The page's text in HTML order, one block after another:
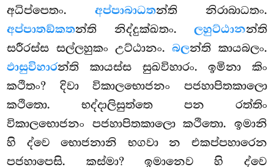
අධිප්පෙතං. අප්පාබාධතන්ති නිරාබාධතං.
අප්පාතඞ්කතන්ති නිද්දුක්ඛතං. ලහුට්ඨානන්ති
සරීරස්ස සල්ලහුකං උට්ඨානං.බලන්ති කායබලං.
ඵාසුවිහාරන්ති කායස්ස සුඛවිහාරං. ඉමිනා කිං
කථිතං? දිවා විකාලභොජනං පජහාපිතකාලො
කථිතො. භද්දාලිසුත්තෙ පන රත්තිං
විකාලභොජනං පජහාපිතකාලො කථිතො. ඉමානි
හි ද්වෙ භොජනානි භගවා න එකප්පහාරෙන
පජහාපෙසි. කස්මා? ඉමානෙව හි ද්වෙ